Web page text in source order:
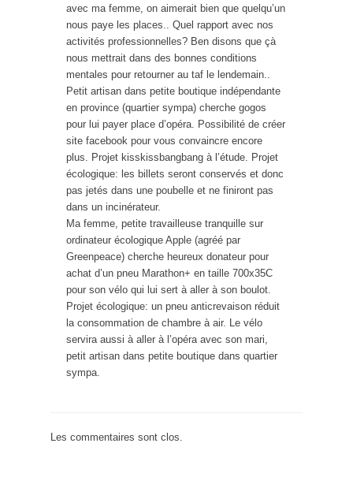
avec ma femme, on aimerait bien que quelqu’un
nous paye les places.. Quel rapport avec nos
activités professionnelles? Ben disons que çà
nous mettrait dans des bonnes conditions
mentales pour retourner au taf le lendemain..
Petit artisan dans petite boutique indépendante
en province (quartier sympa) cherche gogos
pour lui payer place d’opéra. Possibilité de créer
site facebook pour vous convaincre encore
plus. Projet kisskissbangbang à l’étude. Projet
écologique: les billets seront conservés et donc
pas jetés dans une poubelle et ne finiront pas
dans un incinérateur.
Ma femme, petite travailleuse tranquille sur
ordinateur écologique Apple (agréé par
Greenpeace) cherche heureux donateur pour
achat d’un pneu Marathon+ en taille 700x35C
pour son vélo qui lui sert à aller à son boulot.
Projet écologique: un pneu anticrevaison réduit
la consommation de chambre à air. Le vélo
servira aussi à aller à l’opéra avec son mari,
petit artisan dans petite boutique dans quartier
sympa.
Les commentaires sont clos.